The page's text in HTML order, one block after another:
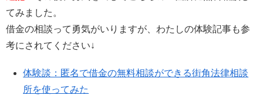
てみました。
借金の相談って勇気がいりますが、わたしの体験記事も参
考にされてください↓
体験談：匿名で借金の無料相談ができる街角法律相談
所を使ってみた